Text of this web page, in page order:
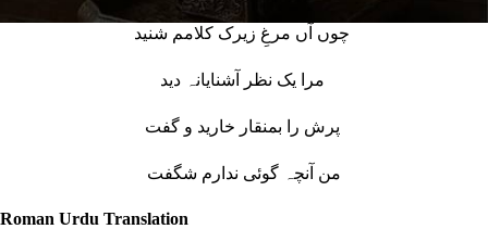
من آنچہ گوئی ندارم شگفت
Roman Urdu Translation